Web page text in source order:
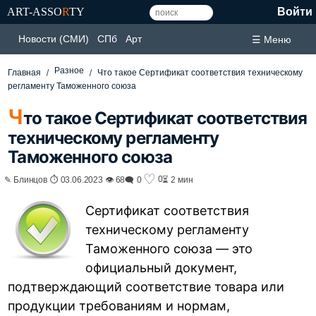
ART-ASSORTY Войти
Новости (СМИ) СПб Арт ☰ Меню
Главная Разное
Что такое Сертификат соответствия техническому
регламенту Таможенного союза
Что такое Сертификат соответствия
техническому регламенту
Таможенного союза
✎ Блинцов ⏱ 03.06.2023 👁 68🗨 0 ♡ 0⏳ 2 мин
Сертификат соответствия
техническому регламенту
Таможенного союза — это
официальный документ,
подтверждающий соответствие товара или
продукции требованиям и нормам,